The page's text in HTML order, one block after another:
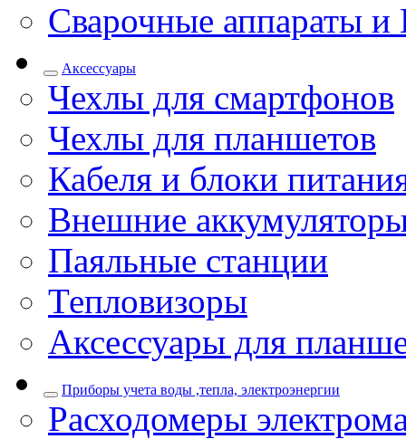
Сварочные аппараты и
Аксессуары
Чехлы для смартфонов
Чехлы для планшетов
Кабеля и блоки
Внешние
Паяльные станции
Тепловизоры
Аксессуары для
Приборы учета воды ,тепла, электроэнергии
Расходомеры